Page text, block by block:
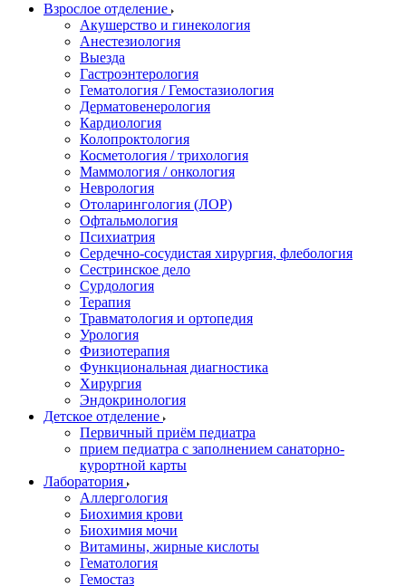
Взрослое отделение
Акушерство и гинекология
Анестезиология
Выезда
Гастроэнтерология
Гематология / Гемостазиология
Дерматовенерология
Кардиология
Колопроктология
Косметология / трихология
Маммология / онкология
Неврология
Отоларингология (ЛОР)
Офтальмология
Психиатрия
Сердечно-сосудистая хирургия, флебология
Сестринское дело
Сурдология
Терапия
Травматология и ортопедия
Урология
Физиотерапия
Функциональная диагностика
Хирургия
Эндокринология
Детское отделение
Первичный приём педиатра
прием педиатра с заполнением санаторно-
курортной карты
Лаборатория
Аллергология
Биохимия крови
Биохимия мочи
Витамины, жирные кислоты
Гематология
Гемостаз